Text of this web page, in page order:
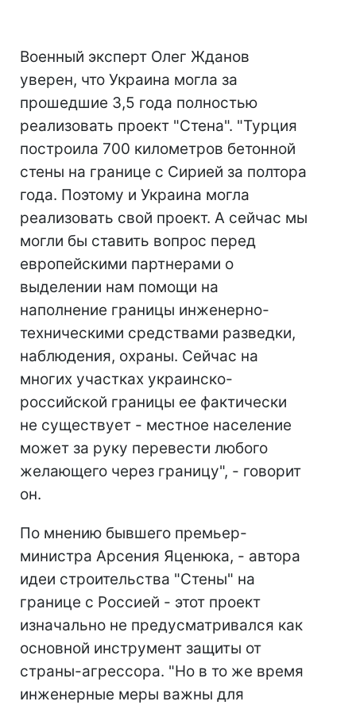
Военный эксперт Олег Жданов
уверен, что Украина могла за
прошедшие 3,5 года полностью
реализовать проект "Стена". "Турция
построила 700 километров бетонной
стены на границе с Сирией за полтора
года. Поэтому и Украина могла
реализовать свой проект. А сейчас мы
могли бы ставить вопрос перед
европейскими партнерами о
выделении нам помощи на
наполнение границы инженерно-
техническими средствами разведки,
наблюдения, охраны. Сейчас на
многих участках украинско-
российской границы ее фактически
не существует - местное население
может за руку перевести любого
желающего через границу", - говорит
он.
По мнению бывшего премьер-
министра Арсения Яценюка, - автора
идеи строительства "Стены" на
границе с Россией - этот проект
изначально не предусматривался как
основной инструмент защиты от
страны-агрессора. "Но в то же время
инженерные меры важны для